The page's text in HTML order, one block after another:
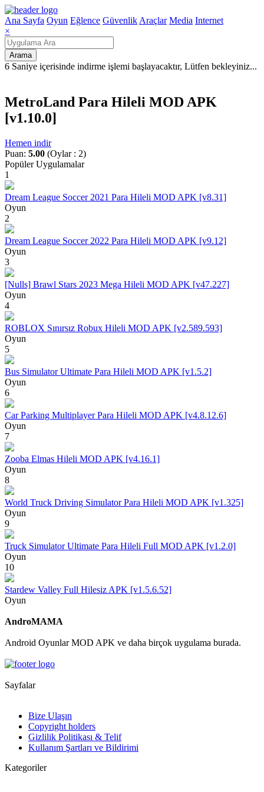
Ana Sayfa Oyun Eğlence Güvenlik Araçlar Media Internet
×
Arama
6 Saniye içerisinde indirme işlemi başlayacaktır, Lütfen bekleyiniz...
MetroLand Para Hileli MOD APK
[v1.10.0]
Hemen indir
Puan: 5.00 (Oylar : 2)
Popüler Uygulamalar
1
Dream League Soccer 2021 Para Hileli MOD APK [v8.31]
Oyun
2
Dream League Soccer 2022 Para Hileli MOD APK [v9.12]
Oyun
3
[Nulls] Brawl Stars 2023 Mega Hileli MOD APK [v47.227]
Oyun
4
ROBLOX Sınırsız Robux Hileli MOD APK [v2.589.593]
Oyun
5
Bus Simulator Ultimate Para Hileli MOD APK [v1.5.2]
Oyun
6
Car Parking Multiplayer Para Hileli MOD APK [v4.8.12.6]
Oyun
7
Zooba Elmas Hileli MOD APK [v4.16.1]
Oyun
8
World Truck Driving Simulator Para Hileli MOD APK [v1.325]
Oyun
9
Truck Simulator Ultimate Para Hileli Full MOD APK [v1.2.0]
Oyun
10
Stardew Valley Full Hilesiz APK [v1.5.6.52]
Oyun
AndroMAMA
Android Oyunlar MOD APK ve daha birçok uygulama burada.
Sayfalar
Bize Ulaşın
Copyright holders
Gizlilik Politikası & Telif
Kullanım Şartları ve Bildirimi
Kategoriler